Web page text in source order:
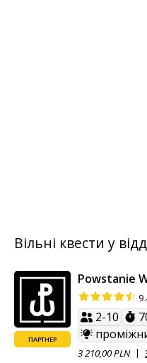
Вільні квести у
ПАРТНЕР
Powstanie
2-10
З 210,00 PLN